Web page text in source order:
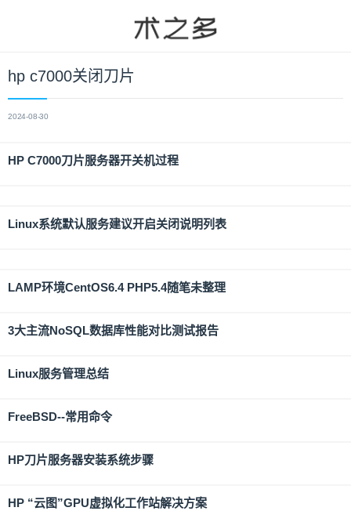
hp c7000关闭刀片
2024-08-30
HP C7000刀片服务器开关机过程
Linux系统默认服务建议开启关闭说明列表
LAMP环境CentOS6.4 PHP5.4随笔未整理
3大主流NoSQL数据库性能对比测试报告
Linux服务管理总结
FreeBSD--常用命令
HP刀片服务器安装系统步骤
HP “云图”GPU虚拟化工作站解决方案